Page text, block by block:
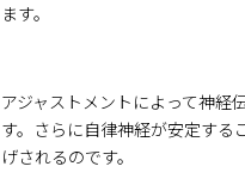
ます。
アジャストメントによって神経
す。さらに自律神経が安定す
げされるのです。